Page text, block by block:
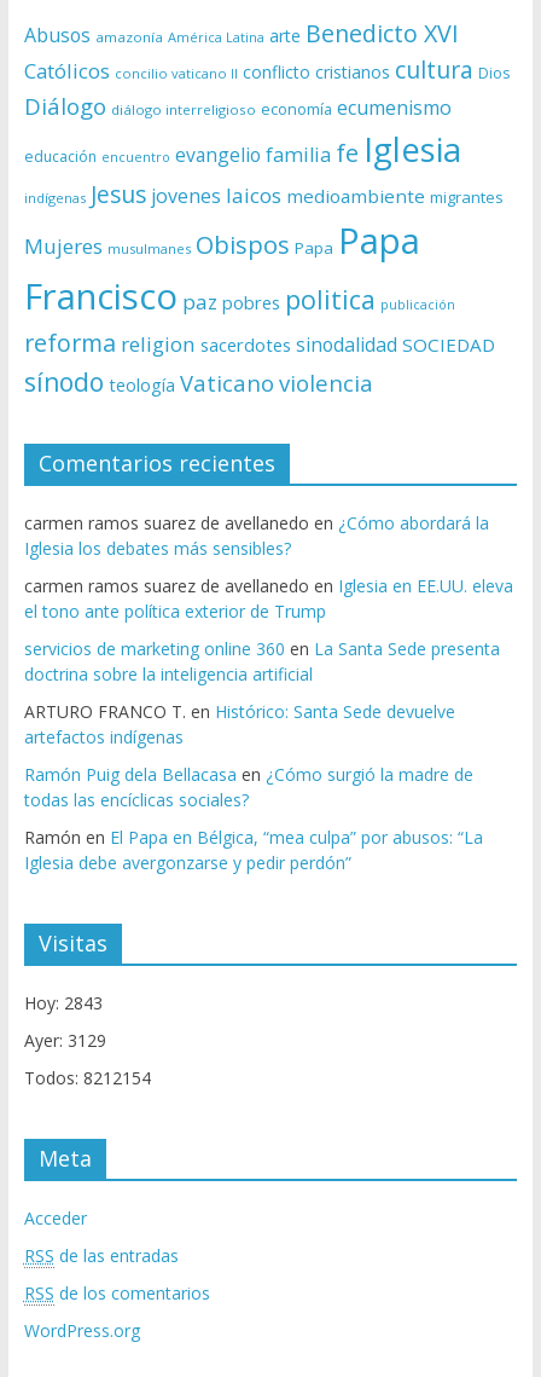
Abusos amazonía América Latina arte Benedicto XVI
Católicos concilio vaticano II conflicto cristianos cultura Dios
Diálogo diálogo interreligioso economía ecumenismo
educación encuentro evangelio familia fe Iglesia
indígenas Jesus jovenes laicos medioambiente migrantes
Mujeres musulmanes Obispos Papa Papa
Francisco paz pobres politica publicación
reforma religion sacerdotes sinodalidad SOCIEDAD
sínodo teología Vaticano violencia
Comentarios recientes
carmen ramos suarez de avellanedo en ¿Cómo abordará la
Iglesia los debates más sensibles?
carmen ramos suarez de avellanedo en Iglesia en EE.UU. eleva
el tono ante política exterior de Trump
servicios de marketing online 360 en La Santa Sede presenta
doctrina sobre la inteligencia artificial
ARTURO FRANCO T. en Histórico: Santa Sede devuelve
artefactos indígenas
Ramón Puig dela Bellacasa en ¿Cómo surgió la madre de
todas las encíclicas sociales?
Ramón en El Papa en Bélgica, “mea culpa” por abusos: “La
Iglesia debe avergonzarse y pedir perdón”
Visitas
Hoy: 2843
Ayer: 3129
Todos: 8212154
Meta
Acceder
RSS de las entradas
RSS de los comentarios
WordPress.org